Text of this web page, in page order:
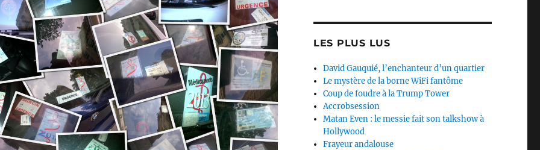
LES PLUS LUS
David Gauquié, l’enchanteur d’un quartier
Le mystère de la borne WiFi fantôme
Coup de foudre à la Trump Tower
Accrobsession
Matan Even : le messie fait son talkshow à
Hollywood
Frayeur andalouse